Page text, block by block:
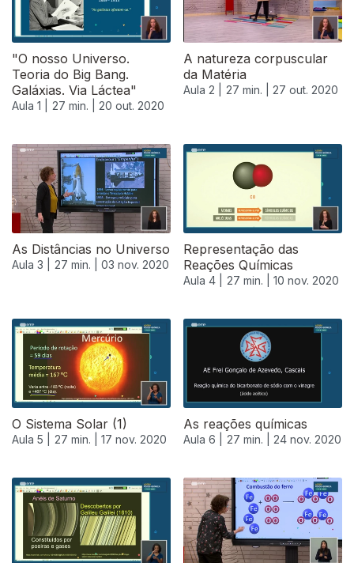
"O nosso Universo.
Teoria do Big Bang.
Galáxias. Via Láctea"
Aula 1 | 27 min. | 20 out. 2020
A natureza corpuscular
da Matéria
Aula 2 | 27 min. | 27 out. 2020
As Distâncias no Universo
Aula 3 | 27 min. | 03 nov. 2020
Representação das
Reações Químicas
Aula 4 | 27 min. | 10 nov. 2020
O Sistema Solar (1)
Aula 5 | 27 min. | 17 nov. 2020
As reações químicas
Aula 6 | 27 min. | 24 nov. 2020